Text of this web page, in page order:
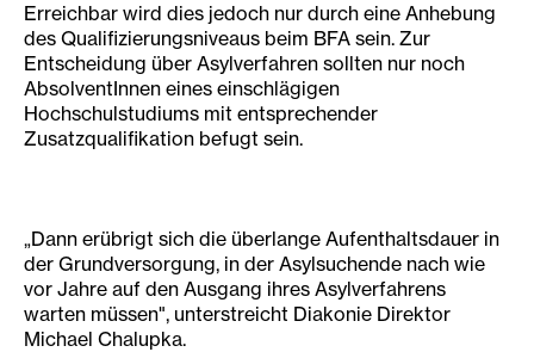
Erreichbar wird dies jedoch nur durch eine Anhebung
des Qualifizierungsniveaus beim BFA sein. Zur
Entscheidung über Asylverfahren sollten nur noch
AbsolventInnen eines einschlägigen
Hochschulstudiums mit entsprechender
Zusatzqualifikation befugt sein.
„Dann erübrigt sich die überlange Aufenthaltsdauer in
der Grundversorgung, in der Asylsuchende nach wie
vor Jahre auf den Ausgang ihres Asylverfahrens
warten müssen", unterstreicht Diakonie Direktor
Michael Chalupka.